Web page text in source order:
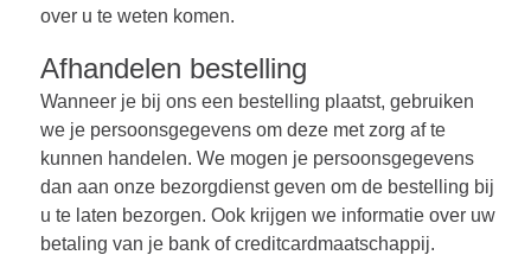
over u te weten komen.
Afhandelen bestelling
Wanneer je bij ons een bestelling plaatst, gebruiken
we je persoonsgegevens om deze met zorg af te
kunnen handelen. We mogen je persoonsgegevens
dan aan onze bezorgdienst geven om de bestelling bij
u te laten bezorgen. Ook krijgen we informatie over uw
betaling van je bank of creditcardmaatschappij.